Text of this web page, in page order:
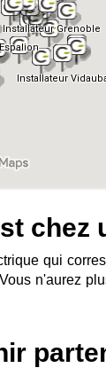
chez
qui
n'aurez